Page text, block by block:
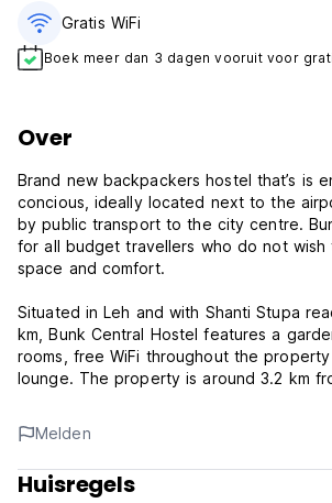
Gratis WiFi
Boek meer dan 3 dagen vooruit voor
Over
Brand new backpackers hostel that’s is
concious, ideally located next to the
by public transport to the city centre.
for all budget travellers who do not wish
space and comfort.
Situated in Leh and with Shanti Stupa
km, Bunk Central Hostel features a
rooms, free WiFi throughout the
lounge. The property is around 3.2 km
Gompa. Some rooms at the property
mountain view.
At the hostel, all rooms include a desk.
Melden
Huisregels